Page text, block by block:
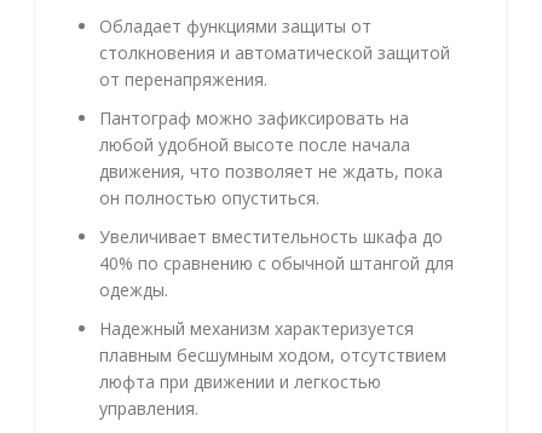
Обладает функциями защиты от
столкновения и автоматической защитой
от перенапряжения.
Пантограф можно зафиксировать на
любой удобной высоте после начала
движения, что позволяет не ждать, пока
он полностью опуститься.
Увеличивает вместительность шкафа до
40% по сравнению с обычной штангой для
одежды.
Надежный механизм характеризуется
плавным бесшумным ходом, отсутствием
люфта при движении и легкостью
управления.